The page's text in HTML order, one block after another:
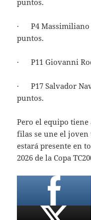
· P4 Massimiliano
puntos.
· P11 Giovanni
· P17 Salvador
puntos.
Pero el equipo tiene
filas se une el
estará presente en
2026 de la Copa